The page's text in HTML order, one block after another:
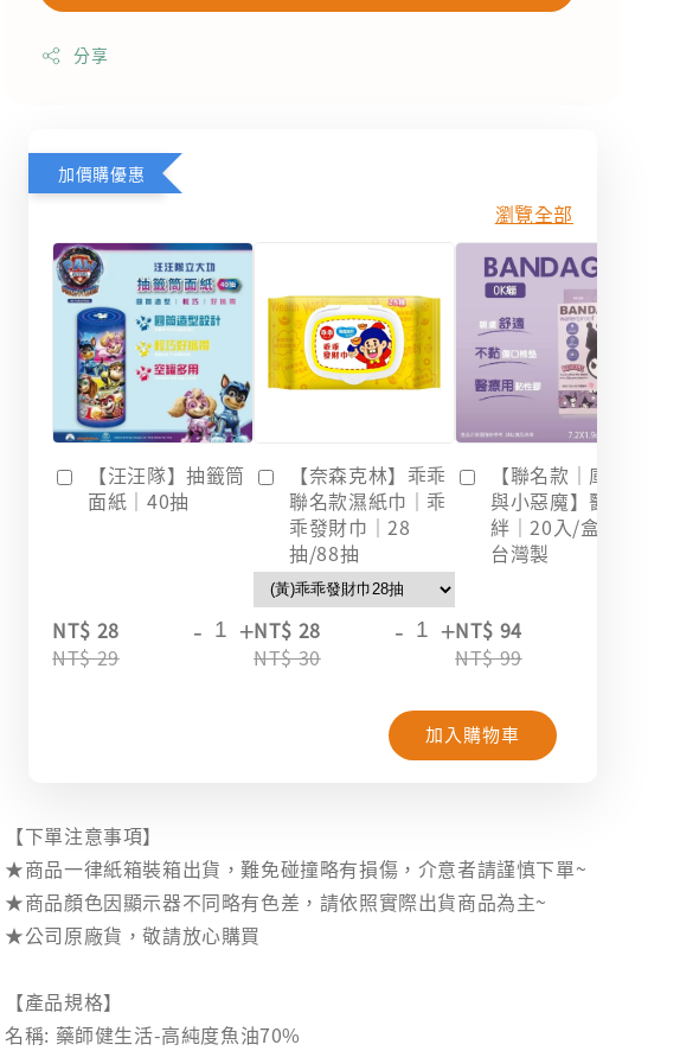
分享
加價購優惠
瀏覽全部
【汪汪隊】抽籤筒
面紙｜40抽
NT$ 28
NT$ 29
- +
【奈森克林】乖乖
聯名款濕紙巾｜乖
乖發財巾｜28
抽/88抽
NT$ 28
NT$ 30
- +
【聯名款｜庫洛米
與小惡魔】醫療OK
絆｜20入/盒裝｜
台灣製
NT$ 94
NT$ 99
加入購物車
【下單注意事項】
★商品一律紙箱裝箱出貨，難免碰撞略有損傷，介意者請謹慎下單~
★商品顏色因顯示器不同略有色差，請依照實際出貨商品為主~
★公司原廠貨，敬請放心購買
【產品規格】
名稱: 藥師健生活-高純度魚油70%